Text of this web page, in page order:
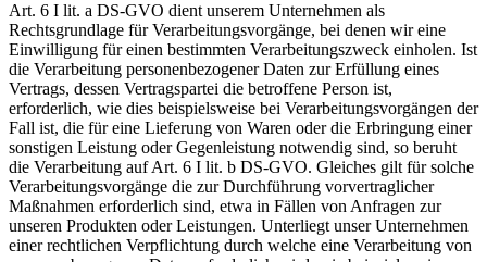
Art. 6 I lit. a DS-GVO dient unserem Unternehmen als
Rechtsgrundlage für Verarbeitungsvorgänge, bei denen wir eine
Einwilligung für einen bestimmten Verarbeitungszweck einholen. Ist
die Verarbeitung personenbezogener Daten zur Erfüllung eines
Vertrags, dessen Vertragspartei die betroffene Person ist,
erforderlich, wie dies beispielsweise bei Verarbeitungsvorgängen der
Fall ist, die für eine Lieferung von Waren oder die Erbringung einer
sonstigen Leistung oder Gegenleistung notwendig sind, so beruht
die Verarbeitung auf Art. 6 I lit. b DS-GVO. Gleiches gilt für solche
Verarbeitungsvorgänge die zur Durchführung vorvertraglicher
Maßnahmen erforderlich sind, etwa in Fällen von Anfragen zur
unseren Produkten oder Leistungen. Unterliegt unser Unternehmen
einer rechtlichen Verpflichtung durch welche eine Verarbeitung von